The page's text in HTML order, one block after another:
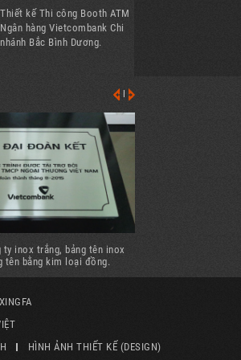
Thiết kế Thi công Booth ATM
Ngân hàng Vietcombank Chi
nhánh Bắc Bình Dương.
|
ty inox trắng, bảng tên inox
tên bằng kim loại đồng.
HÌNH ẢNH THIẾT KẾ (DESIGN)